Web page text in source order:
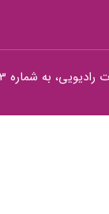
به شماره 33-95-100